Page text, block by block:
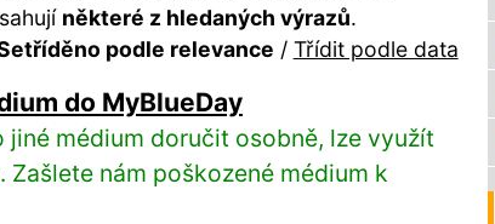
některé z hledaných výrazů.
podle relevance / Třídit podle data
do MyBlueDay
jiné médium doručit osobně, lze využít
nám poškozené médium k